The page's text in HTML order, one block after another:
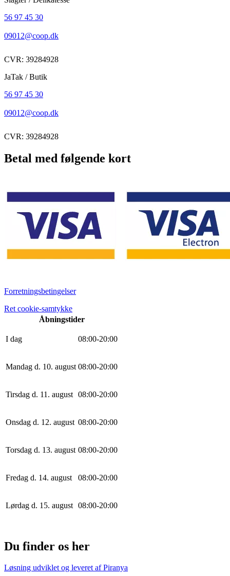
56 97 45 30
09012@coop.dk
CVR: 39284928
JaTak / Butik
56 97 45 30
09012@coop.dk
CVR: 39284928
Betal med følgende kort
Forretningsbetingelser
Ret cookie-samtykke
Åbningstider
I dag 08:00-20:00
Mandag d. 10. august 08:00-20:00
Tirsdag d. 11. august 08:00-20:00
Onsdag d. 12. august 08:00-20:00
Torsdag d. 13. august 08:00-20:00
Fredag d. 14. august 08:00-20:00
Lørdag d. 15. august 08:00-20:00
Du finder os her
Løsning udviklet og leveret afPiranya